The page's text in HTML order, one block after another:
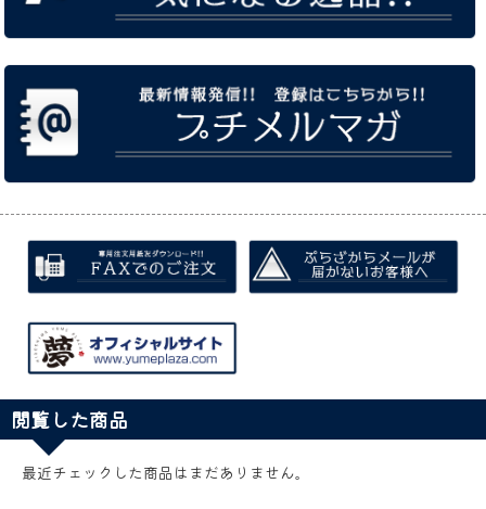
閲覧した商品
最近チェックした商品はまだありません。